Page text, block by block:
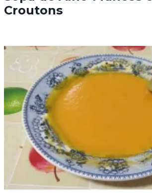
Croutons